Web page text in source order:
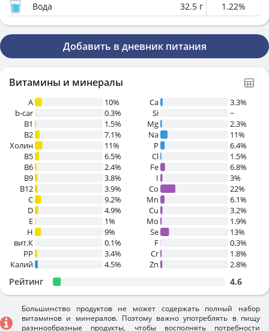
Вода
32.5 г 1.22%
Добавить в дневник питания
Витамины и минералы
A
10%
b-car
0.3%
В1
1.5%
B2
7.1%
Холин
11%
B5
6.5%
B6
2.4%
B9
3.8%
B12
3.9%
C
9.2%
D
4.9%
E
1%
H
9%
вит.К
0.1%
PP
3.4%
Калий
4.5%
Ca
3.3%
Si
~
Mg
2.3%
Na
11%
P
6.4%
Cl
1.5%
Fe
6.8%
I
3%
Co
22%
Mn
6.1%
Cu
3.2%
Mo
1.9%
Se
13%
F
0.3%
Cr
1.8%
Zn
2.8%
Рейтинг 4.6
Большинство продуктов не может содержать полный набор
витаминов и минералов. Поэтому важно употреблять в пищу
разннообразные продукты, чтобы восполнять потребности